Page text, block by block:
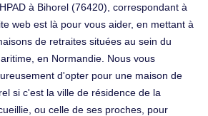
à Bihorel (76420), correspondant à
web est là pour vous aider, en mettant à
de retraites situées au sein du
en Normandie. Nous vous
d'opter pour une maison de
si c'est la ville de résidence de la
ou celle de ses proches, pour